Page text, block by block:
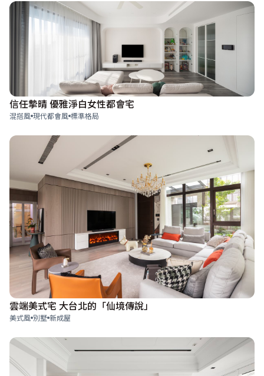
信任摯晴 優雅淨白女性都會宅
混搭風 現代都會風 標準格局
雲端美式宅 大台北的「仙境傳說」
美式風 別墅 新成屋